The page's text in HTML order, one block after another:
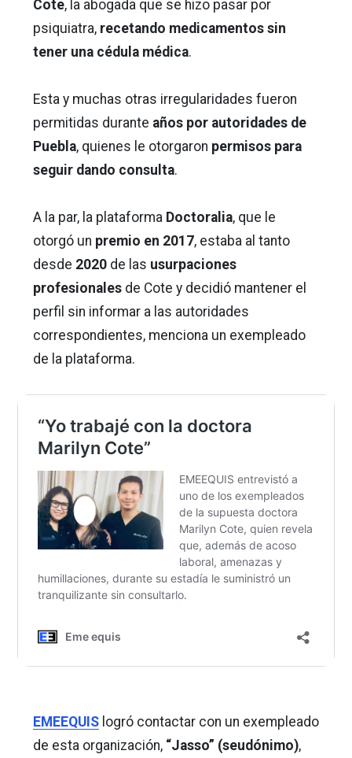
Cote, la abogada que se hizo pasar por
psiquiatra, recetando medicamentos sin
tener una cédula médica.
Esta y muchas otras irregularidades fueron
permitidas durante años por autoridades de
Puebla, quienes le otorgaron permisos para
seguir dando consulta.
A la par, la plataforma Doctoralia, que le
otorgó un premio en 2017, estaba al tanto
desde 2020 de las usurpaciones
profesionales de Cote y decidió mantener el
perfil sin informar a las autoridades
correspondientes, menciona un exempleado
de la plataforma.
EMEEQUIS logró contactar con un exempleado
de esta organización, “Jasso” (seudónimo),